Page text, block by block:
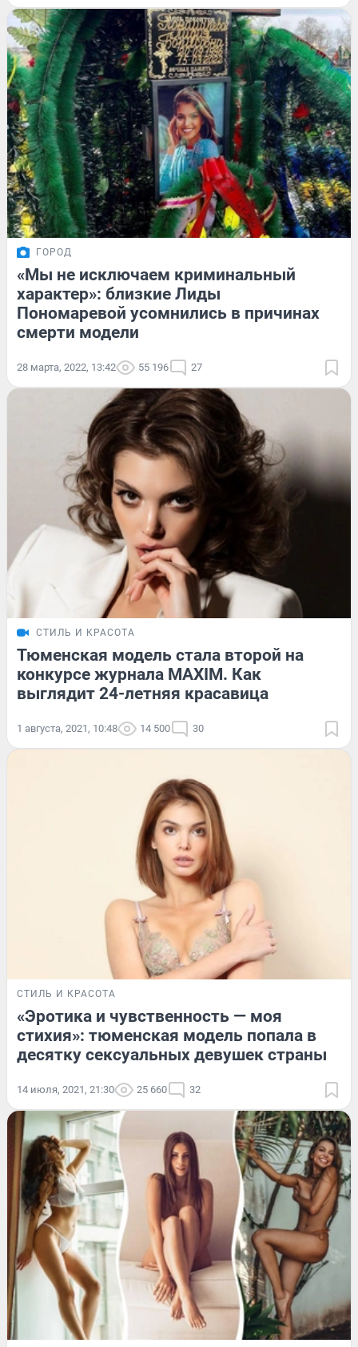
ГОРОД
«Мы не исключаем криминальный
характер»: близкие Лиды
Пономаревой усомнились в причинах
смерти модели
28 марта, 2022, 13:42 55 196 27
СТИЛЬ И КРАСОТА
Тюменская модель стала второй на
конкурсе журнала MAXIM. Как
выглядит 24-летняя красавица
1 августа, 2021, 10:48 14 500 30
СТИЛЬ И КРАСОТА
«Эротика и чувственность — моя
стихия»: тюменская модель попала в
десятку сексуальных девушек страны
14 июля, 2021, 21:30 25 660 32